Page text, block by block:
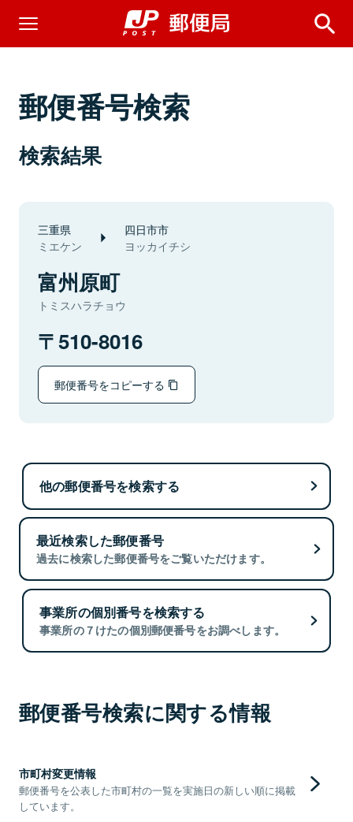
郵便番号検索
検索結果
三重県
ミエケン
四日市市
ヨッカイチシ
富州原町
トミスハラチョウ
510-8016
郵便番号をコピーする
他の郵便番号を検索する
最近検索した郵便番号
過去に検索した郵便番号をご覧いただけます。
事業所の個別番号を検索する
事業所の７けたの個別郵便番号をお調べします。
郵便番号検索に関する情報
市町村変更情報
郵便番号を公表した市町村の一覧を実施日の新しい順に掲載
しています。